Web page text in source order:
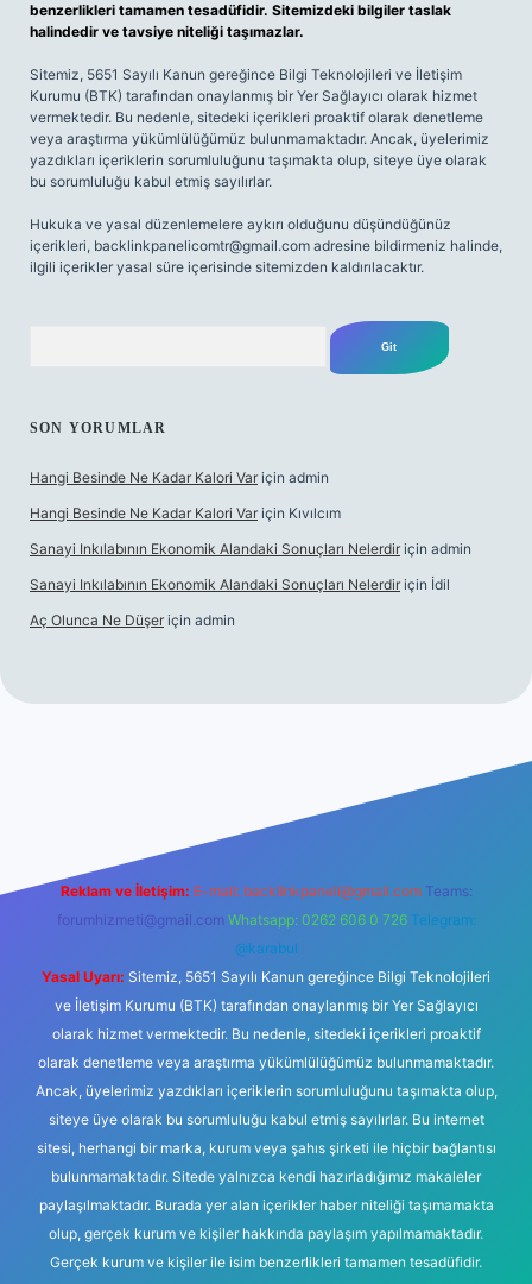
benzerlikleri tamamen tesadüfidir. Sitemizdeki bilgiler taslak
halindedir ve tavsiye niteliği taşımazlar.
Sitemiz, 5651 Sayılı Kanun gereğince Bilgi Teknolojileri ve İletişim
Kurumu (BTK) tarafından onaylanmış bir Yer Sağlayıcı olarak hizmet
vermektedir. Bu nedenle, sitedeki içerikleri proaktif olarak denetleme
veya araştırma yükümlülüğümüz bulunmamaktadır. Ancak, üyelerimiz
yazdıkları içeriklerin sorumluluğunu taşımakta olup, siteye üye olarak
bu sorumluluğu kabul etmiş sayılırlar.
Hukuka ve yasal düzenlemelere aykırı olduğunu düşündüğünüz
içerikleri, backlinkpanelicomtr@gmail.com adresine bildirmeniz halinde,
ilgili içerikler yasal süre içerisinde sitemizden kaldırılacaktır.
SON YORUMLAR
Hangi Besinde Ne Kadar Kalori Var için admin
Hangi Besinde Ne Kadar Kalori Var için Kıvılcım
Sanayi Inkılabının Ekonomik Alandaki Sonuçları Nelerdir için admin
Sanayi Inkılabının Ekonomik Alandaki Sonuçları Nelerdir için İdil
Aç Olunca Ne Düşer için admin
Reklam ve İletişim: E-mail: backlinkpaneli@gmail.com Teams:
forumhizmeti@gmail.com Whatsapp: 0262 606 0 726 Telegram:
@karabul
Yasal Uyarı: Sitemiz, 5651 Sayılı Kanun gereğince Bilgi Teknolojileri
ve İletişim Kurumu (BTK) tarafından onaylanmış bir Yer Sağlayıcı
olarak hizmet vermektedir. Bu nedenle, sitedeki içerikleri proaktif
olarak denetleme veya araştırma yükümlülüğümüz bulunmamaktadır.
Ancak, üyelerimiz yazdıkları içeriklerin sorumluluğunu taşımakta olup,
siteye üye olarak bu sorumluluğu kabul etmiş sayılırlar. Bu internet
sitesi, herhangi bir marka, kurum veya şahıs şirketi ile hiçbir bağlantısı
bulunmamaktadır. Sitede yalnızca kendi hazırladığımız makaleler
paylaşılmaktadır. Burada yer alan içerikler haber niteliği taşımamakta
olup, gerçek kurum ve kişiler hakkında paylaşım yapılmamaktadır.
Gerçek kurum ve kişiler ile isim benzerlikleri tamamen tesadüfidir.